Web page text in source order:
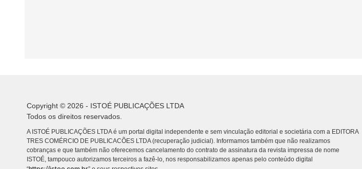
Copyright © 2026 - ISTOÉ PUBLICAÇÕES LTDA
Todos os direitos reservados.
A ISTOÉ PUBLICAÇÕES LTDA é um portal digital independente e sem vinculação editorial e societária com a EDITORA
TRES COMÉRCIO DE PUBLICACÕES LTDA (recuperação judicial). Informamos também que não realizamos
cobranças e que também não oferecemos cancelamento do contrato de assinatura da revista impressa de nome
ISTOÉ, tampouco autorizamos terceiros a fazê-lo, nos responsabilizamos apenas pelo conteúdo digital